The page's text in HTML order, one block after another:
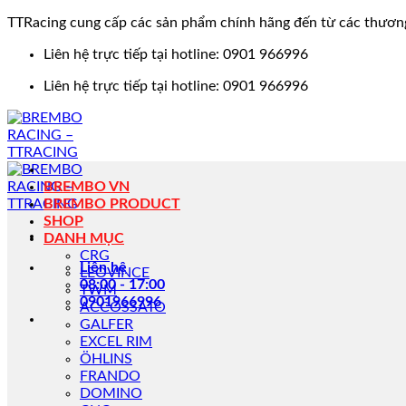
TTRacing cung cấp các sản phẩm chính hãng đến từ các
Liên hệ trực tiếp tại hotline: 0901 966996
Liên hệ trực tiếp tại hotline: 0901 966996
Liên hệ
08:00 - 17:00
0901966996
BREMBO VN
BREMBO PRODUCT
SHOP
DANH MỤC
CRG
LEOVINCE
TWM
ACCOSSATO
GALFER
EXCEL RIM
ÖHLINS
FRANDO
DOMINO